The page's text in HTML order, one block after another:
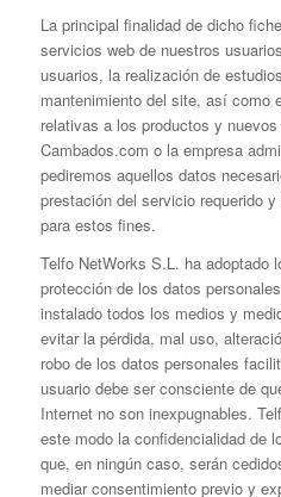
La principal finalidad de dicho
servicios web de nuestros
usuarios, la realización de
mantenimiento del site, así como
relativas a los productos y
Cambados.com o la empresa
pediremos aquellos datos
prestación del servicio requerido
para estos fines.
Telfo NetWorks S.L. ha adoptado
protección de los datos
instalado todos los medios y
evitar la pérdida, mal uso,
robo de los datos personales
usuario debe ser consciente de
Internet no son inexpugnables.
este modo la confidencialidad de
que, en ningún caso, serán
mediar consentimiento previo y